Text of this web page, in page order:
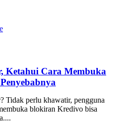
Ketahui Cara Membuka
Tidak perlu khawatir, pengguna
blokiran Kredivo bisa